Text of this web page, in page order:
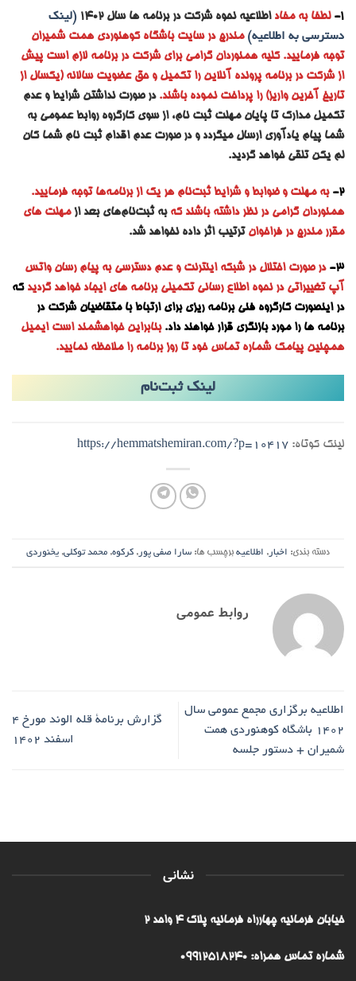
1- لطفا به مفاداطلاعیه نحوه شرکت در برنامه ها سال ۱۴۰۲
(لینک
دسترسی به اطلاعیه) مندرج در سایت باشگاه کوهنوردی همت شمیران
توجه فرمایید. کلیه همنوردان گرامی برای شرکت در برنامه لازم است پیش
از شرکت در برنامه پرونده آنلاین را تکمیل و حق عضویت سالانه (یکسال از
تاریخ آخرین واریز) را پرداخت نموده باشند.در صورت نداشتن شرایط و عدم
تکمیل مدارک تا پایان مهلت ثبت نام، از سوی کارگروه روابط عمومی به
شما پیام یادآوری ارسال میگردد و در صورت عدم اقدام ثبت نام شما کان
لم یکن تلقی خواهد گردید.
2- به مهلت و ضوابط و شرایط ثبت‌نام هر یک از برنامه‌ها توجه فرمایید.
همنوردان گرامی در نظر داشته باشند که به ثبت‌نام‌های بعد ازمهلت های
مقرر مندرج در فراخوانترتیب اثر داده نخواهد شد.
3-
در صورت اختلال در شبکه اینترنت و عدم دسترسی به پیام رسان واتس
آپ تغییراتی در نحوه اطلاع رسانی تکمیلی برنامه های ایجاد خواهد گردید که
در اینصورت کارگروه فنی برنامه ریزی برای ارتباط با متقاضیان شرکت در
برنامه ها را مورد بازنگری قرار خواهند داد. بنابراین خواهشمند است ایمیل
همچنین پیامک شماره تماس خود تا روز برنامه را ملاحظه نمایید.
لینک ثبت‌نام
لینک کوتاه: https://hemmatshemiran.com/?p=10417
دسته بندی: اخبار , اطلاعیه برچسب ها: سارا صفی پور , کرکوه, محمد توکلی, یخنوردی
روابط عمومی
اطلاعیه برگزاری مجمع عمومی سال
1402 باشگاه کوهنوردی همت
شمیران + دستور جلسه
گزارش برنامۀ قله الوند مورخ ۴
اسفند ۱۴۰۲
نشانی
خیابان فرمانیه چهارراه فرمانیه پلاک ۴ واحد ۲
شماره تماس همراه: 09912518240